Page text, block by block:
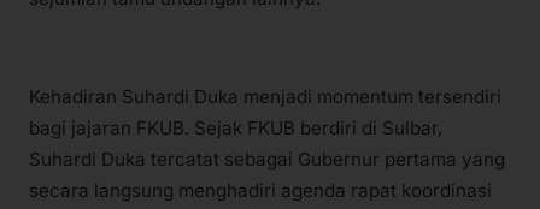
Kehadiran Suhardi Duka menjadi momentum tersendiri
bagi jajaran FKUB. Sejak FKUB berdiri di Sulbar,
Suhardi Duka tercatat sebagai Gubernur pertama yang
secara langsung menghadiri agenda rapat koordinasi